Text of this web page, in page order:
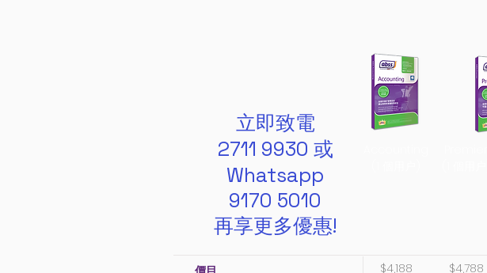
$4,188 $4,788
立即致電
2711 9930 或
Whatsapp
9170 5010
再享更多優惠!